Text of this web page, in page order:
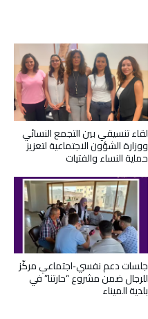
لقاء تنسيقي بين التجمع النسائي
ووزارة الشؤون الاجتماعية لتعزيز
حماية النساء والفتيات
جلسات دعم نفسي‑اجتماعي مركّز
للرجال ضمن مشروع “حارتنا” في
بلدية الميناء